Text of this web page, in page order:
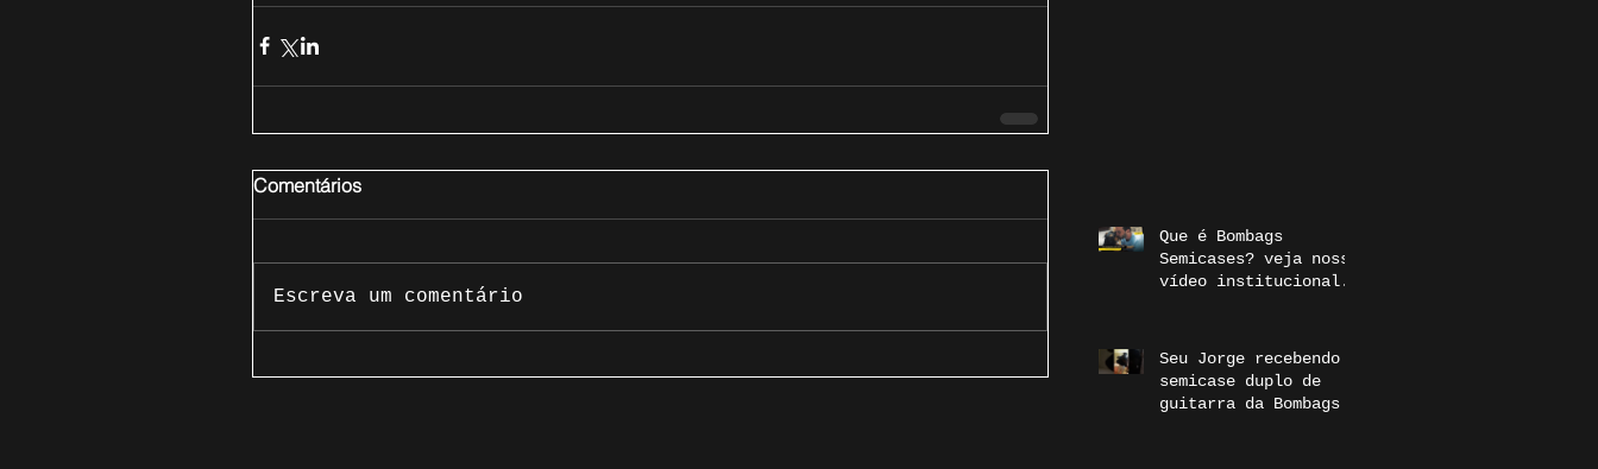
Comentários
Escreva um comentário
Que é Bombags
Semicases? veja nosso
vídeo institucional.
Seu Jorge recebendo o
semicase duplo de
guitarra da Bombags